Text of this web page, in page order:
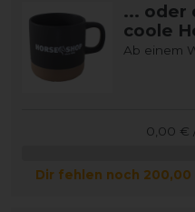
... oder
coole
Ab einem
0,00 €
Dir fehlen noch 200,00